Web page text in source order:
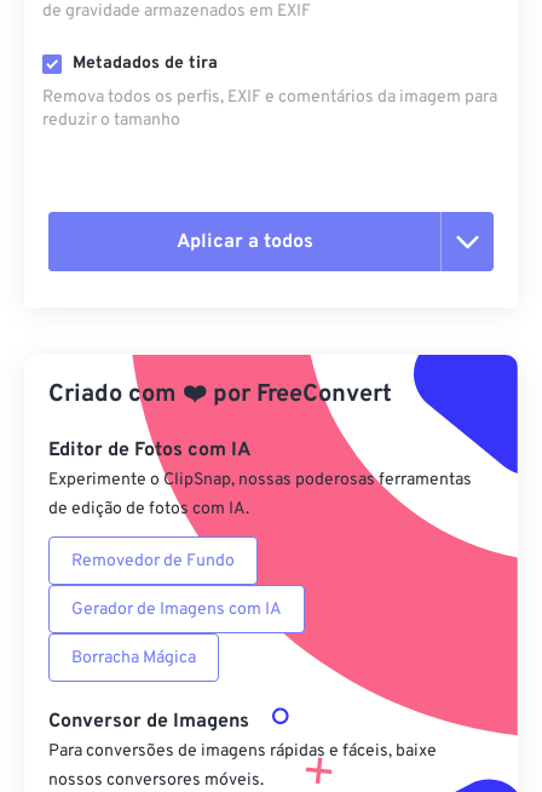
de gravidade armazenados em EXIF
Metadados de tira
Remova todos os perfis, EXIF ​​e comentários da imagem para
reduzir o tamanho
Aplicar a todos
Aplicar a partir da predefinição
Salvar como predefinição
Criado com ❤️ por FreeConvert
Editor de Fotos com IA
Experimente o ClipSnap, nossas poderosas ferramentas
de edição de fotos com IA.
Removedor de Fundo
Gerador de Imagens com IA
Borracha Mágica
Conversor de Imagens
Para conversões de imagens rápidas e fáceis, baixe
nossos conversores móveis.